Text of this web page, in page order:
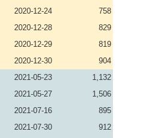
2020-12-24
758
2020-12-28
829
2020-12-29
819
2020-12-30
904
2021-05-23
1,132
2021-05-27
1,506
2021-07-16
895
2021-07-30 912